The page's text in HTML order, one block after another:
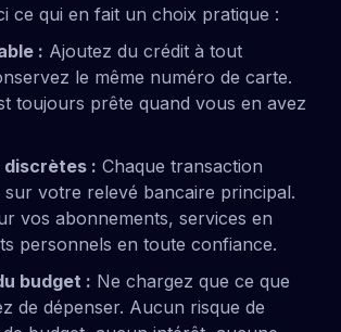
ce qui en fait un choix pratique :
: Ajoutez du crédit à tout
le même numéro de carte.
toujours prête quand vous en avez
discrètes : Chaque transaction
sur votre relevé bancaire principal.
vos abonnements, services en
personnels en toute confiance.
budget : Ne chargez que ce que
de dépenser. Aucun risque de